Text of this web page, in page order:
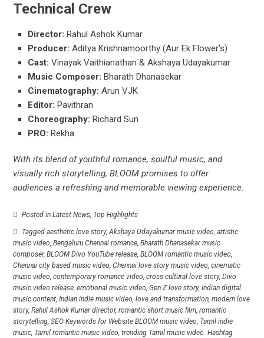
Technical Crew
Director: Rahul Ashok Kumar
Producer: Aditya Krishnamoorthy (Aur Ek Flower’s)
Cast: Vinayak Vaithianathan & Akshaya Udayakumar
Music Composer: Bharath Dhanasekar
Cinematography: Arun VJK
Editor: Pavithran
Choreography: Richard Sun
PRO: Rekha
With its blend of youthful romance, soulful music, and
visually rich storytelling, BLOOM promises to offer
audiences a refreshing and memorable viewing experience.
Posted inLatest News, Top Highlights
Taggedaesthetic love story,Akshaya Udayakumar music video,artistic
music video,Bengaluru Chennai romance,Bharath Dhanasekar music
composer,BLOOM Divo YouTube release,BLOOM romantic music video,
Chennai city based music video,Chennai love story music video,cinematic
music video,contemporary romance video,cross cultural love story,Divo
music video release,emotional music video,Gen Z love story,Indian digital
music content,Indian indie music video,love and transformation,modern love
story,Rahul Ashok Kumar director,romantic short music film,romantic
storytelling,SEO Keywords for Website BLOOM music video, Tamil indie
music, Tamil romantic music video,trending Tamil music video. Hashtag